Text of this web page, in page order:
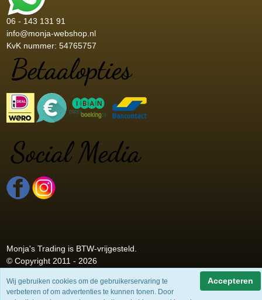
06 - 143 131 91
info@monja-webshop.nl
KvK nummer: 54765757
Monja's Trading is BTW-vrijgesteld.
© Copyright 2011 - 2026
Wij gebruiken cookies om de gebruikerservaring te
verbeteren of om advertenties te kunnen tonen. Door
Accepteren